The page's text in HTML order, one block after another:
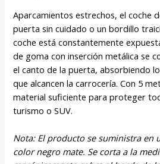
Aparcamientos estrechos, el coche
puerta sin cuidado o un bordillo
coche está constantemente
de goma con inserción metálica se
el canto de la puerta, absorbiendo
que alcancen la carrocería. Con 5
material suficiente para proteger
turismo o SUV.
Nota: El producto se suministra en
color negro mate. Se corta a la